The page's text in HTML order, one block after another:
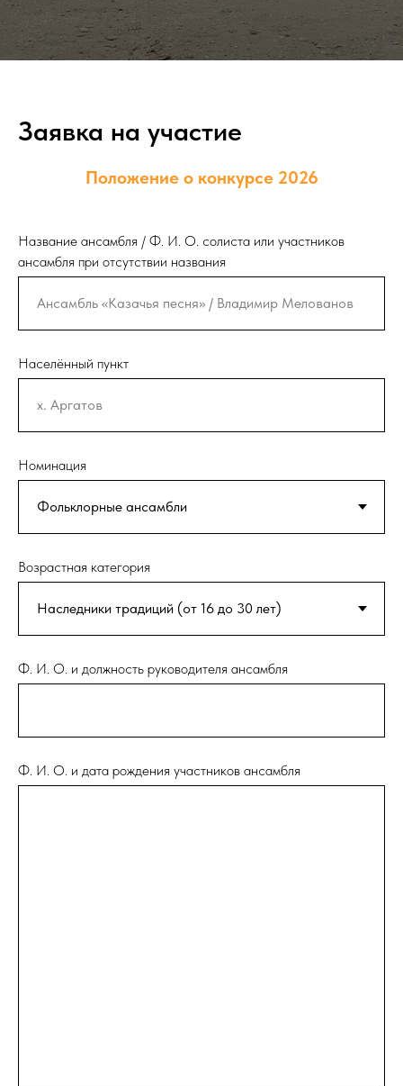
Заявка на участие
Положение о конкурсе 2026
Название ансамбля / Ф. И. О. солиста или участников
ансамбля при отсутствии названия
Населённый пункт
Номинация
Возрастная категория
Ф. И. О. и должность руководителя ансамбля
Ф. И. О. и дата рождения участников ансамбля